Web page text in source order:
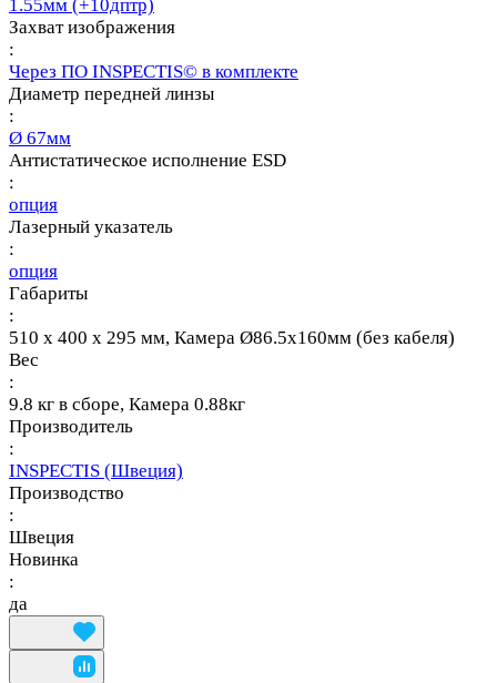
1.55мм (+10дптр)
Захват изображения
:
Через ПО INSPECTIS© в комплекте
Диаметр передней линзы
:
Ø 67мм
Антистатическое исполнение ESD
:
опция
Лазерный указатель
:
опция
Габариты
:
510 x 400 x 295 мм, Камера Ø86.5х160мм (без кабеля)
Вес
:
9.8 кг в сборе, Камера 0.88кг
Производитель
:
INSPECTIS (Швеция)
Производство
:
Швеция
Новинка
:
да